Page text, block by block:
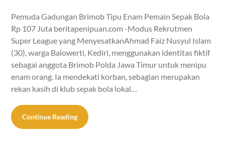
Pemuda Gadungan Brimob Tipu Enam Pemain Sepak Bola
Rp 107 Juta beritapenipuan.com -Modus Rekrutmen
Super League yang MenyesatkanAhmad Faiz Nusyul Islam
(30), warga Balowerti, Kediri, menggunakan identitas fiktif
sebagai anggota Brimob Polda Jawa Timur untuk menipu
enam orang. Ia mendekati korban, sebagian merupakan
rekan kasih di klub sepak bola lokal…
Continue Reading